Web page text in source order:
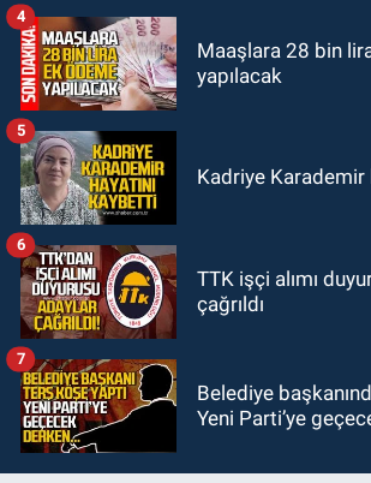
Maaşlara 28 bin
yapılacak
4
Kadriye Karademir
5
TTK işçi alımı
çağrıldı
6
Belediye
Yeni Parti’ye
7